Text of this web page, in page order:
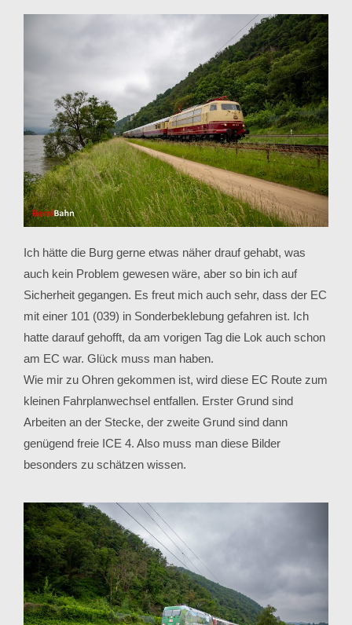
Ich hätte die Burg gerne etwas näher drauf gehabt, was
auch kein Problem gewesen wäre, aber so bin ich auf
Sicherheit gegangen. Es freut mich auch sehr, dass der EC
mit einer 101 (039) in Sonderbeklebung gefahren ist. Ich
hatte darauf gehofft, da am vorigen Tag die Lok auch schon
am EC war. Glück muss man haben.
Wie mir zu Ohren gekommen ist, wird diese EC Route zum
kleinen Fahrplanwechsel entfallen. Erster Grund sind
Arbeiten an der Stecke, der zweite Grund sind dann
genügend freie ICE 4. Also muss man diese Bilder
besonders zu schätzen wissen.